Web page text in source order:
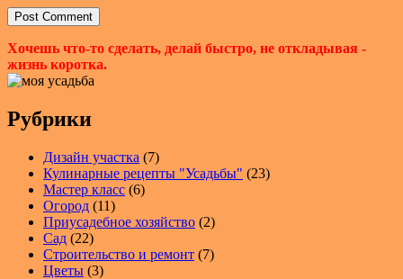
Хочешь что-то сделать, делай быстро, не откладывая -
жизнь коротка.
Рубрики
Дизайн участка (7)
Кулинарные рецепты "Усадьбы" (23)
Мастер класс (6)
Огород (11)
Приусадебное хозяйство (2)
Сад (22)
Строительство и ремонт (7)
Цветы (3)